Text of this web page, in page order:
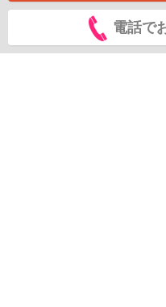
電話で